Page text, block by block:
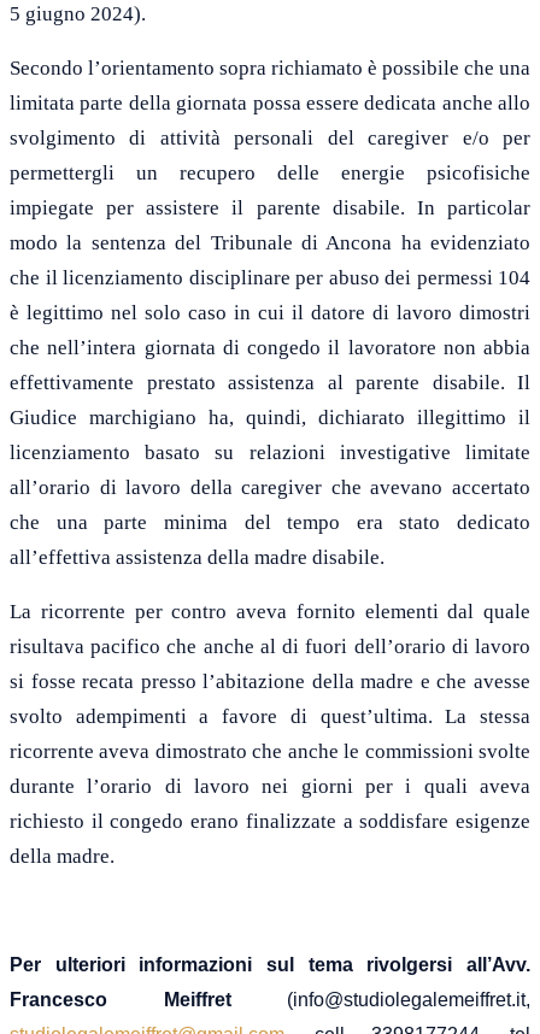
5 giugno 2024).
Secondo l’orientamento sopra richiamato è possibile che una
limitata parte della giornata possa essere dedicata anche allo
svolgimento di attività personali del caregiver e/o per
permettergli un recupero delle energie psicofisiche
impiegate per assistere il parente disabile. In particolar
modo la sentenza del Tribunale di Ancona ha evidenziato
che il licenziamento disciplinare per abuso dei permessi 104
è legittimo nel solo caso in cui il datore di lavoro dimostri
che nell’intera giornata di congedo il lavoratore non abbia
effettivamente prestato assistenza al parente disabile. Il
Giudice marchigiano ha, quindi, dichiarato illegittimo il
licenziamento basato su relazioni investigative limitate
all’orario di lavoro della caregiver che avevano accertato
che una parte minima del tempo era stato dedicato
all’effettiva assistenza della madre disabile.
La ricorrente per contro aveva fornito elementi dal quale
risultava pacifico che anche al di fuori dell’orario di lavoro
si fosse recata presso l’abitazione della madre e che avesse
svolto adempimenti a favore di quest’ultima. La stessa
ricorrente aveva dimostrato che anche le commissioni svolte
durante l’orario di lavoro nei giorni per i quali aveva
richiesto il congedoerano finalizzate a soddisfare esigenze
della madre.
Per ulteriori informazioni sul tema rivolgersi all’Avv.
Francesco Meiffret (info@studiolegalemeiffret.it,